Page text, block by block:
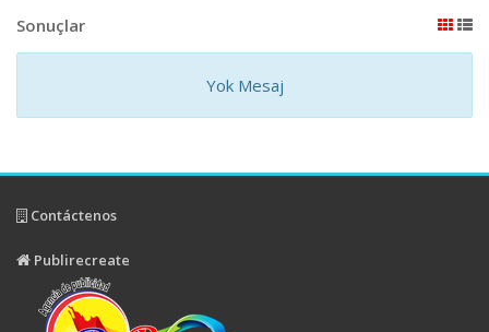
Sonuçlar
Yok Mesaj
Contáctenos
Publirecreate